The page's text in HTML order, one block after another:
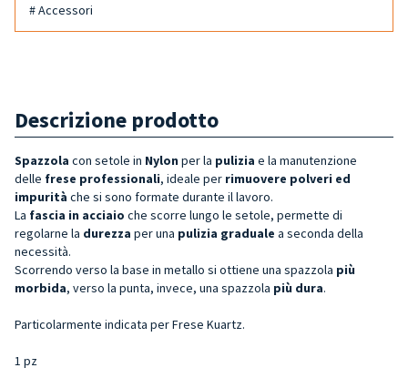
# Accessori
Descrizione prodotto
Spazzola con setole in Nylon per la pulizia e la manutenzione
delle frese professionali, ideale per rimuovere polveri ed
impurità che si sono formate durante il lavoro.
La fascia in acciaio che scorre lungo le setole, permette di
regolarne la durezza per una pulizia graduale a seconda della
necessità.
Scorrendo verso la base in metallo si ottiene una spazzola più
morbida, verso la punta, invece, una spazzola più dura.
Particolarmente indicata per Frese Kuartz.
1 pz